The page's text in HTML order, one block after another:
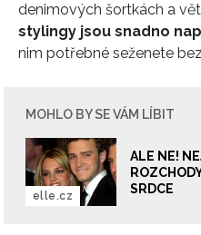
denimových šortkách a
stylingy jsou snadno
nim potřebné seženete
MOHLO BY SE VÁM LÍBIT
ALE NE!
SRDCE
elle.cz